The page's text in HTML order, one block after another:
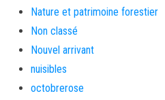
Nature et patrimoine forestier
Non classé
Nouvel arrivant
nuisibles
octobrerose